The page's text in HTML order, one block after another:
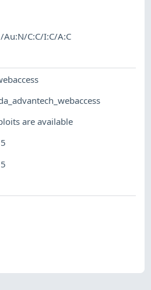
Au:N/C:C/I:C/A:C
are available